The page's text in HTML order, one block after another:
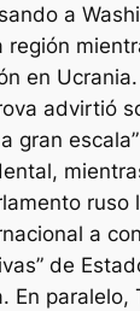
a
en
advirtió
gran
ruso
a
de
En paralelo,